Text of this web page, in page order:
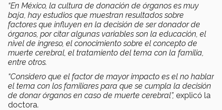
“En México, la cultura de donación de órganos es muy
baja, hay estudios que muestran resultados sobre
factores que influyen en la decisión de ser donador de
órganos, por citar algunas variables son la educación, el
nivel de ingreso, el conocimiento sobre el concepto de
muerte cerebral, el tratamiento del tema con la familia,
entre otros.
“Considero que el factor de mayor impacto es el no hablar
el tema con los familiares para que se cumpla la decisión
de donar órganos en caso de muerte cerebral”, explicó la
doctora.